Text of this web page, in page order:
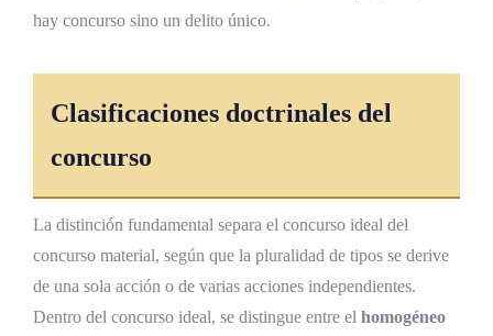
Diferencia entre delito continuado y
delitos en Costa Rica
Jurisprudencia sobre la unidad y pluralidad
de acciones
Jurisprudencia sobre el concurso aparente
de normas
Jurisprudencia sobre penalidad concursal
hay concurso sino un delito único.
Clasificaciones doctrinales del
concurso
La distinción fundamental separa el concurso ideal del
concurso material, según que la pluralidad de tipos se derive
de una sola acción o de varias acciones independientes.
Dentro del concurso ideal, se distingue entre el homogéneo